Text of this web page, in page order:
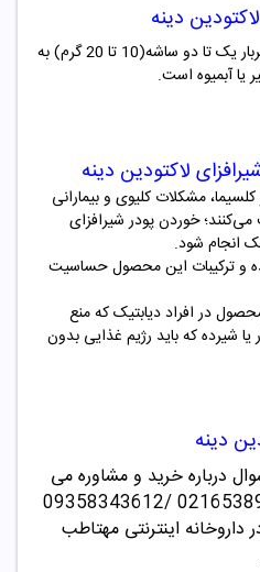
دینه
میزان مصرف آن سه بار در روز، هربار یک تا دو ساشه(10 تا 20 گرم) به
آبمیوه است.
لاکتودین دینه
کلسیما، مشکلات کلیوی و بیمارانی
خوردن پودر شیرافزای
انجام شود.
و ترکیبات این محصول حساسیت
در افراد دیابتیک که منع
شیرده که باید رژیم غذایی بدون
دینه
درباره خرید و مشاوره می
/09358343612
داروخانه اینترنتی مهتاطب